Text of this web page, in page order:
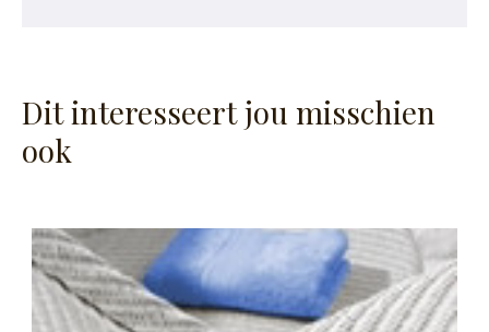
Dit interesseert jou misschien
ook